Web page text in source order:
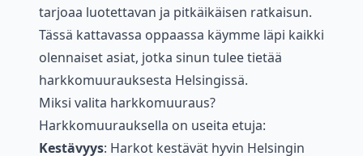
tarjoaa luotettavan ja pitkäikäisen ratkaisun.
Tässä kattavassa oppaassa käymme läpi kaikki
olennaiset asiat, jotka sinun tulee tietää
harkkomuurauksesta Helsingissä.
Miksi valita harkkomuuraus?
Harkkomuurauksella on useita etuja:
Kestävyys: Harkot kestävät hyvin Helsingin